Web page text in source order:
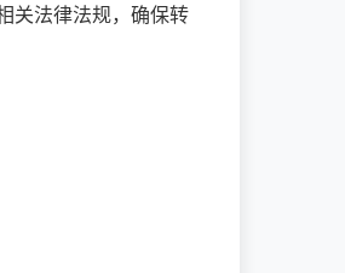
关法律法规，确保转